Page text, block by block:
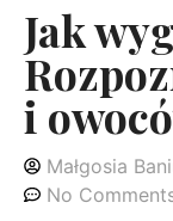
Jak
i
Małgosia
No